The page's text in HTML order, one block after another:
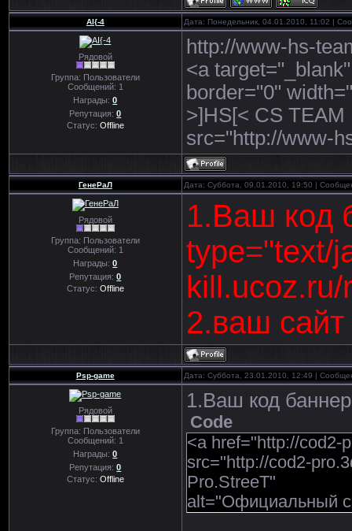
AI{-4 Дата: Понедельник, 04.01.2010, 11:02 |
Рядовой
Группа: Пользователи
Сообщений: 1
Награды:0
Репутация:0
Статус: Offline
http://www-hs-
<a
border="0"
>]HS[< CS
src="http://www-
ГенеРаЛ Дата: Суббота, 09.01.2010, 19:50 |
Рядовой
Группа: Пользователи
Сообщений: 1
Награды:0
Репутация:0
Статус: Offline
1.Ваш код
type="text/
2.ваш
Psp-game Дата: Суббота, 23.01.2010, 12:49 |
Рядовой
Группа: Пользователи
Сообщений: 1
Награды:0
Репутация:0
Статус: Offline
1.Ваш код
Code
<a href="http://
src="http://cod2-
Pro.StreeT"
alt="Официальный